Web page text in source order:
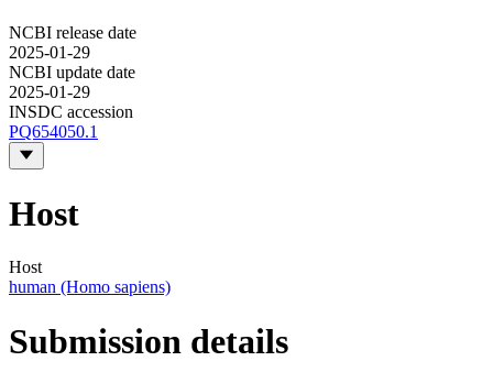
NCBI release date
2025-01-29
NCBI update date
2025-01-29
INSDC accession
PQ654050.1
Host
Host
human (Homo sapiens)
Submission details